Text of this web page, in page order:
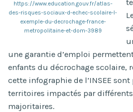
https://www.education.gouv.fr/atlas-
des-risques-sociaux-d-echec-scolaire-l-
exemple-du-decrochage-france-
metropolitaine-et-dom-3989
une garantie d’emploi
enfants du décrochage scolaire,
cette infographie de l’INSEE
territoires impactés par
majoritaires.